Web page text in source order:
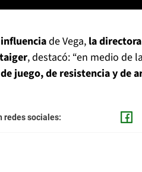
de Vega, la
, destacó: “en medio de la
juego, de resistencia y de
redes sociales: